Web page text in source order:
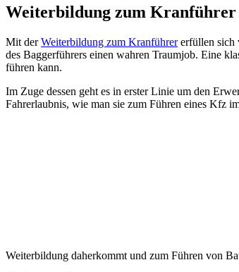
Weiterbildung zum Kranführer
Mit derWeiterbildung zum Kranführererfüllen sich
des Baggerführers einen wahren Traumjob. Eine
führen kann.
Im Zuge dessen geht es in erster Linie um den
Fahrerlaubnis, wie man sie zum Führen eines Kfz
Weiterbildung daherkommt und zum Führen von